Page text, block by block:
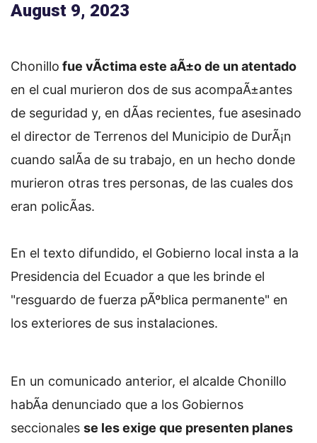
August 9, 2023
Chonillo fue vÃ­ctima este aÃ±o de un atentado
en el cual murieron dos de sus acompaÃ±antes
de seguridad y, en dÃ­as recientes, fue asesinado
el director de Terrenos del Municipio de DurÃ¡n
cuando salÃ­a de su trabajo, en un hecho donde
murieron otras tres personas, de las cuales dos
eran policÃ­as.
En el texto difundido, el Gobierno local insta a la
Presidencia del Ecuador a que les brinde el
"resguardo de fuerza pÃºblica permanente" en
los exteriores de sus instalaciones.
En un comunicado anterior, el alcalde Chonillo
habÃ­a denunciado que a los Gobiernos
seccionales se les exige que presenten planes